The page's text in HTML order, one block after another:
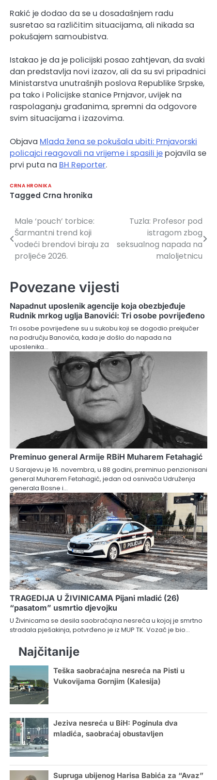
Rakić je dodao da se u dosadašnjem radu
susretao sa različitim situacijama, ali nikada sa
pokušajem samoubistva.
Istakao je da je policijski posao zahtjevan, da svaki
dan predstavlja novi izazov, ali da su svi pripadnici
Ministarstva unutrašnjih poslova Republike Srpske,
pa tako i Policijske stanice Prnjavor, uvijek na
raspolaganju građanima, spremni da odgovore
svim situacijama i izazovima.
Objava Mlada žena se pokušala ubiti: Prnjavorski
policajci reagovali na vrijeme i spasili je pojavila se
prvi puta na BH Reporter.
CRNA HRONIKA
Tagged Crna hronika
Navigacija
članaka
Male ‘pouch’ torbice:
Šarmantni trend koji
vodeći brendovi biraju za
proljeće 2026.
Tuzla: Profesor pod
istragom zbog
seksualnog napada na
maloljetnicu
Povezane vijesti
Napadnut uposlenik agencije koja obezbjeđuje
Rudnik mrkog uglja Banovići: Tri osobe povrijeđeno
Tri osobe povrijeđene su u sukobu koji se dogodio prekjučer
na području Banovića, kada je došlo do napada na
uposlenika…
Preminuo general Armije RBiH Muharem Fetahagić
U Sarajevu je 16. novembra, u 88 godini, preminuo penzionisani
general Muharem Fetahagić, jedan od osnivača Udruženja
generala Bosne i…
TRAGEDIJA U ŽIVINICAMA Pijani mladić (26)
“pasatom” usmrtio djevojku
U Živinicama se desila saobraćajna nesreća u kojoj je smrtno
stradala pješakinja, potvrđeno je iz MUP TK. Vozač je bio…
Najčitanije
Teška saobraćajna nesreća na Pisti u
Vukovijama Gornjim (Kalesija)
Jeziva nesreća u BiH: Poginula dva
mladića, saobraćaj obustavljen
Supruga ubijenog Harisa Babića za “Avaz”